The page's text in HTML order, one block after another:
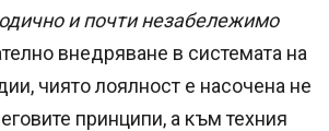
и почти незабележимо
внедряване в системата на
чиято лоялност е насочена не
принципи, а към техния